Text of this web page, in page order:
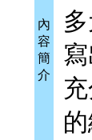
內
容
簡
介